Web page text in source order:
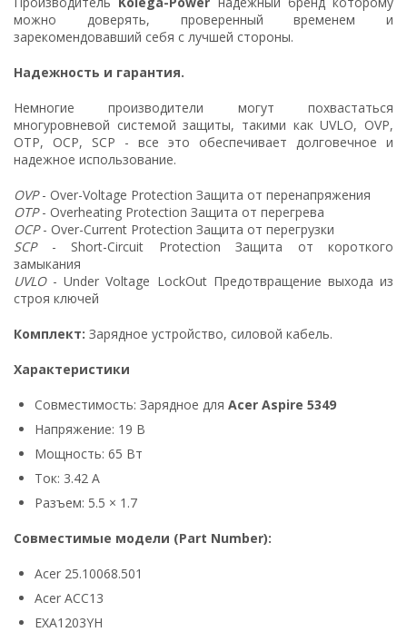
можно доверять, проверенный временем и
зарекомендовавший себя с лучшей стороны.
Надежность и гарантия.
Немногие производители могут похвастаться
многуровневой системой защиты, такими как UVLO, OVP,
OTP, OCP, SCP - все это обеспечивает долговечное и
надежное использование.
OVP- Over-Voltage Protection Защита от перенапряжения
OTP- Overheating Protection Защита от перегрева
OCP- Over-Current Protection Защита от перегрузки
SCP- Short-Circuit Protection Защита от короткого
замыкания
UVLO- Under Voltage LockOut Предотвращение выхода из
строя ключей
Комплект: Зарядное устройство, силовой кабель.
Характеристики
Совместимость: Зарядное для Acer Aspire 5349
Напряжение: 19 В
Мощность: 65 Вт
Ток: 3.42 А
Разъем: 5.5 × 1.7
Совместимые модели (Part Number):
Acer 25.10068.501
Acer ACC13
EXA1203YH